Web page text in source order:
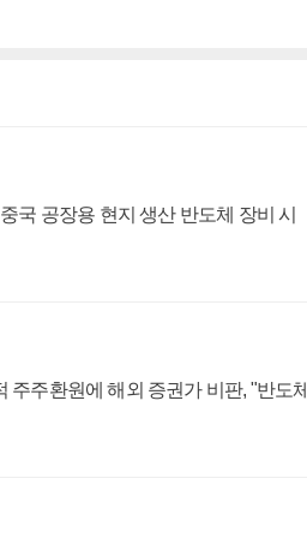
국 공장용 현지 생산 반도체 장비 시
주주환원에 해외 증권가 비판, "반도체